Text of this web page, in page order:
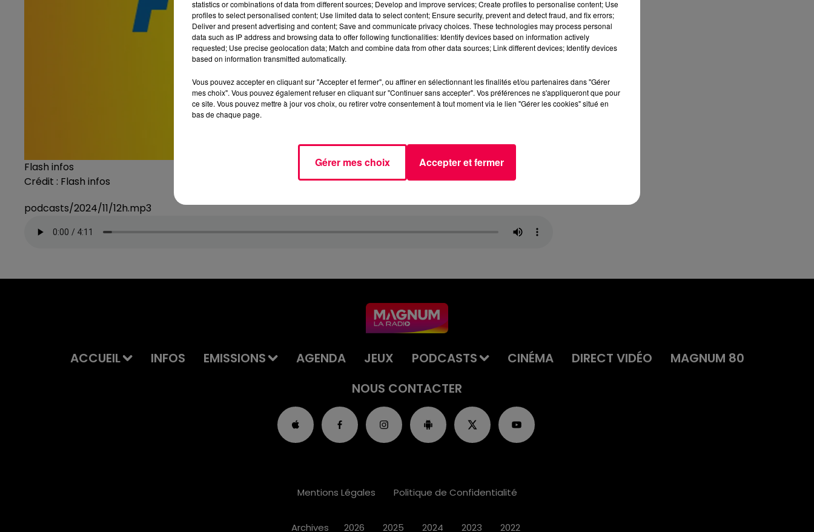
Flash infos
Crédit : Flash infos
podcasts/2024/11/12h.mp3
ACCUEIL INFOS EMISSIONS AGENDA JEUX PODCASTS CINÉMA DIRECT VIDÉO
MAGNUM 80
NOUS CONTACTER
Mentions Légales Politique de Confidentialité
Archives 2026 2025 2024 2023 2022
statistics or combinations of data from different sources; Develop and improve services; Create profiles to personalise content; Use
profiles to select personalised content; Use limited data to select content; Ensure security, prevent and detect fraud, and fix errors;
Deliver and present advertising and content; Save and communicate privacy choices. These technologies may process personal
data such as IP address and browsing data to offer following functionalities: Identify devices based on information actively
requested; Use precise geolocation data; Match and combine data from other data sources; Link different devices; Identify devices
based on information transmitted automatically.
Vous pouvez accepter en cliquant sur "Accepter et fermer", ou affiner en sélectionnant les finalités et/ou partenaires dans "Gérer
mes choix". Vous pouvez également refuser en cliquant sur "Continuer sans accepter". Vos préférences ne s'appliqueront que pour
ce site. Vous pouvez mettre à jour vos choix, ou retirer votre consentement à tout moment via le lien "Gérer les cookies" situé en
bas de chaque page.
Gérer mes choix Accepter et fermer